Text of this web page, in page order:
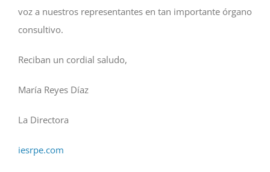
voz a nuestros representantes en tan importante órgano
consultivo.
Reciban un cordial saludo,
María Reyes Díaz
La Directora
iesrpe.com